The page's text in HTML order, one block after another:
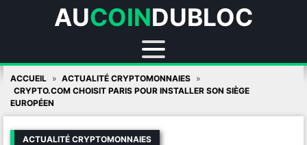
AUCOINDUBLOC
Skip
content
ACCUEIL
ACTUALITÉ CRYPTOMONNAIES
CRYPTO.COM CHOISIT PARIS POUR INSTALLER SON SIÈGE
EUROPÉEN
ACTUALITÉ CRYPTOMONNAIES